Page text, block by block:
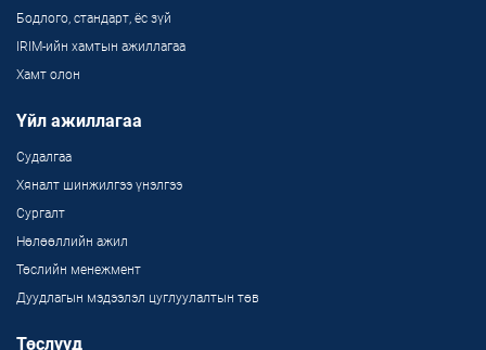
Бодлого, стандарт, ёс зүй
IRIM-ийн хамтын ажиллагаа
Хамт олон
Үйл ажиллагаа
Судалгаа
Хяналт шинжилгээ үнэлгээ
Сургалт
Нөлөөллийн ажил
Төслийн менежмент
Дуудлагын мэдээлэл цуглуулалтын төв
Төслүүд